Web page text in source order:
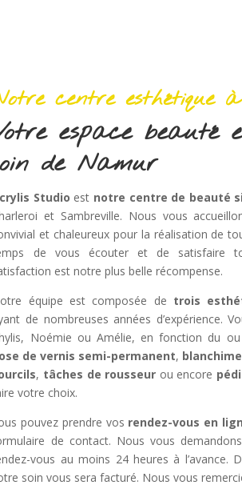
centre esthétique
espace beauté
de Namur
Studio est notre centre de beauté
et Sambreville. Nous vous
et chaleureux pour la réalisation de
de vous écouter et de satisfaire
est notre plus belle récompense.
équipe est composée de trois
de nombreuses années d’expérience.
Noémie ou Amélie, en fonction du
de vernis semi-permanent,
, tâches de rousseur ou encore
votre choix.
pouvez prendre vos rendez-vous en
de contact. Nous vous
vous au moins 24 heures à l’avance.
soin vous sera facturé. Nous vous